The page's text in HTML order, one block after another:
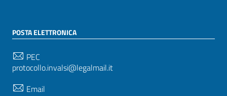
POSTA ELETTRONICA
PEC
protocollo.invalsi@legalmail.it
Email